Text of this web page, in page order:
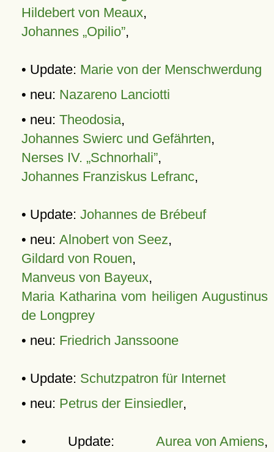
Hildebert von Meaux,
Johannes „Opilio”,
• Update: Marie von der Menschwerdung
• neu: Nazareno Lanciotti
• neu: Theodosia,
Johannes Swierc und Gefährten,
Nerses IV. „Schnorhali”,
Johannes Franziskus Lefranc,
• Update: Johannes de Brébeuf
• neu: Alnobert von Seez,
Gildard von Rouen,
Manveus von Bayeux,
Maria Katharina vom heiligen Augustinus
de Longprey
• neu: Friedrich Janssoone
• Update: Schutzpatron für Internet
• neu: Petrus der Einsiedler,
• Update: Aurea von Amiens,